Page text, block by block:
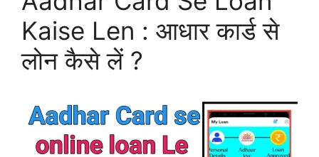
Kaise Len : आधार कार्ड से
लोन कैसे लें ?